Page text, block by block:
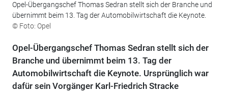
Opel-Übergangschef Thomas Sedran stellt sich der Branche und
übernimmt beim 13. Tag der Automobilwirtschaft die Keynote.
© Foto: Opel
Opel-Übergangschef Thomas Sedran stellt sich der
Branche und übernimmt beim 13. Tag der
Automobilwirtschaft die Keynote. Ursprünglich war
dafür sein Vorgänger Karl-Friedrich Stracke